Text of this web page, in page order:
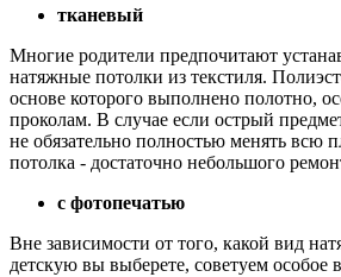
тканевый
Многие родители предпочитают
натяжные потолки из текстиля.
основе которого выполнено полотно,
проколам. В случае если острый
не обязательно полностью менять всю
потолка - достаточно небольшого
с фотопечатью
Вне зависимости от того, какой вид
детскую вы выберете, советуем особое